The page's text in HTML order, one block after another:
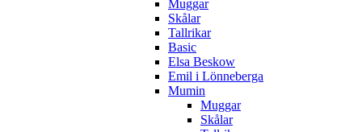
Muggar
Skålar
Tallrikar
Basic
Elsa Beskow
Emil i Lönneberga
Mumin
Muggar
Skålar